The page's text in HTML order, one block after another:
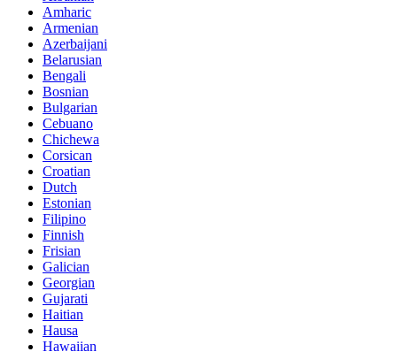
Amharic
Armenian
Azerbaijani
Belarusian
Bengali
Bosnian
Bulgarian
Cebuano
Chichewa
Corsican
Croatian
Dutch
Estonian
Filipino
Finnish
Frisian
Galician
Georgian
Gujarati
Haitian
Hausa
Hawaiian